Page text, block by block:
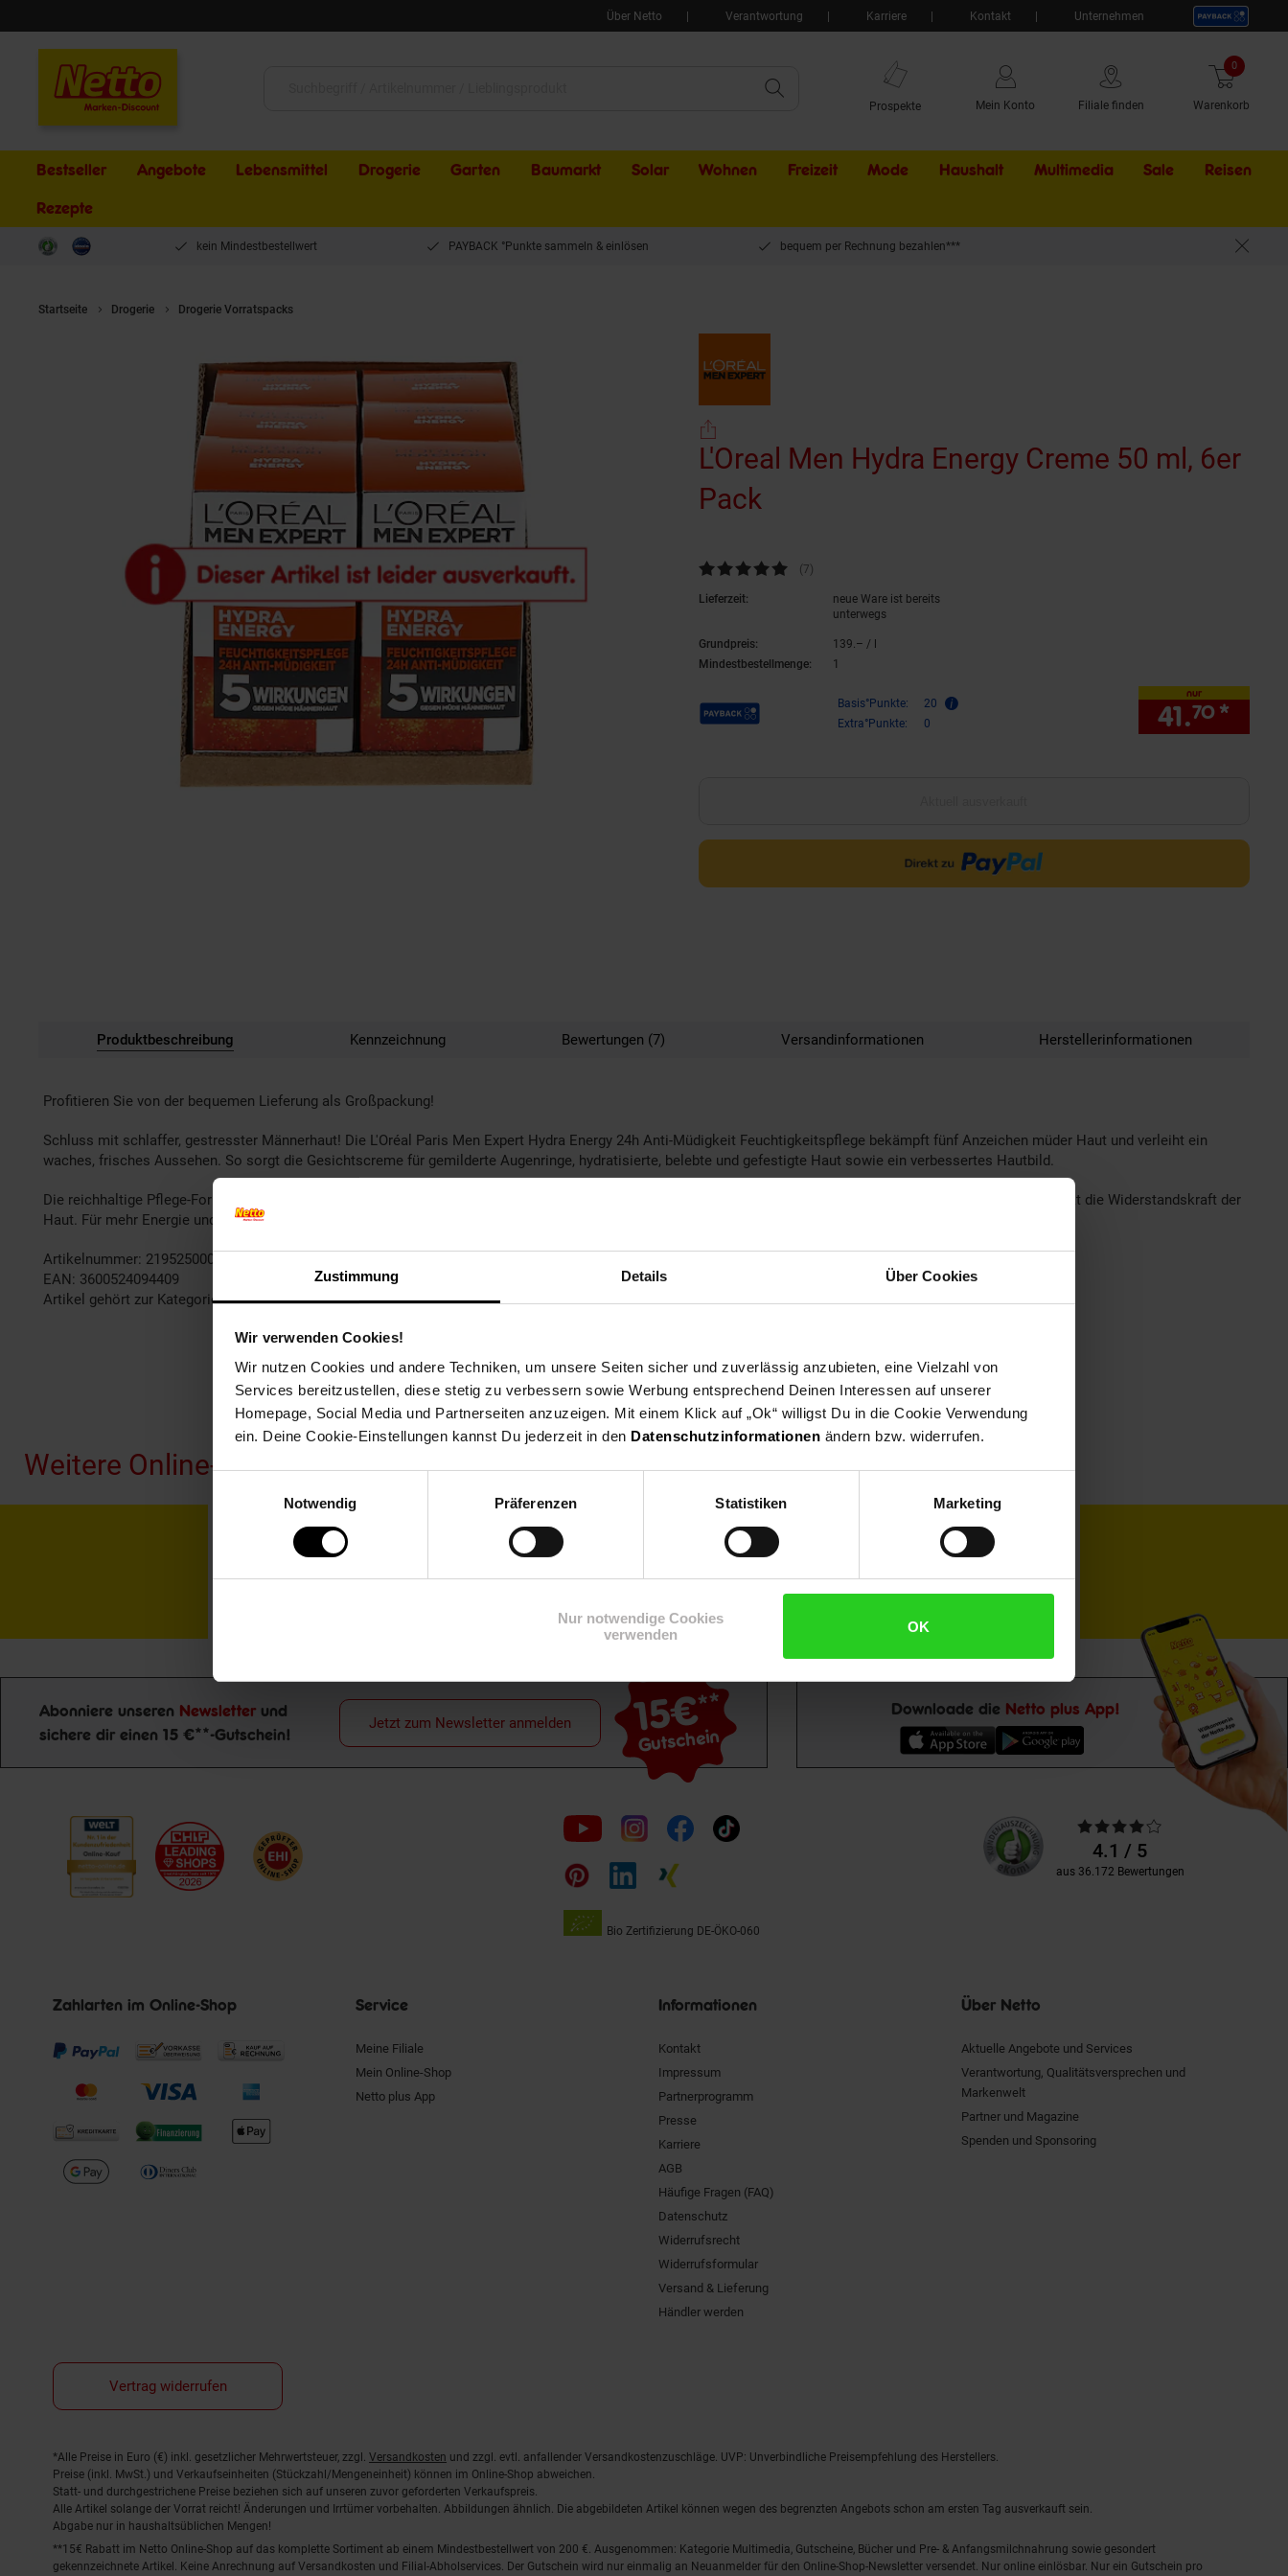
Zustimmung Details Über Cookies
Wir verwenden Cookies!
Wir nutzen Cookies und andere Techniken, um unsere Seiten sicher und zuverlässig anzubieten, eine Vielzahl von
Services bereitzustellen, diese stetig zu verbessern sowie Werbung entsprechend Deinen Interessen auf unserer
Homepage, Social Media und Partnerseiten anzuzeigen. Mit einem Klick auf „Ok“ willigst Du in die Cookie Verwendung
ein. Deine Cookie-Einstellungen kannst Du jederzeit in den Datenschutzinformationen ändern bzw. widerrufen.
Notwendig
Präferenzen Statistiken Marketing
Nur notwendige Cookies
verwenden
OK
Über Netto Verantwortung Karriere Kontakt Unternehmen
Prospekte Mein Konto Filiale finden Warenkorb
0 Artikel
Bestseller Angebote Lebensmittel Drogerie Garten Baumarkt Solar Wohnen Freizeit Mode Haushalt Multimedia Sale Externer
Reisen
Rezepte
kein Mindestbestellwert PAYBACK °Punkte sammeln & einlösen bequem per Rechnung bezahlen***
Startseite Drogerie Drogerie Vorratspacks
L'Oreal Men Hydra Energy Creme 50 ml, 6er
Pack(Produkt aktuell ausverkauft)
Kundenbewertung: 5 von 5 Sternen
(7Kundenbewertungen
)
Lieferzeit:
neue Ware ist bereits
unterwegs
Grundpreis: 139.– / l
Mindestbestellmenge:
1
Payback Punkte Basis°Punkte:
20
Extra°Punkte:
0
nur
41.70 *
Produktbeschreibung Kennzeichnung Bewertungen (7) Versandinformationen Herstellerinformationen
Profitieren Sie von der bequemen Lieferung als Großpackung!
Schluss mit schlaffer, gestresster Männerhaut! Die L'Oréal Paris Men Expert Hydra Energy 24h Anti-Müdigkeit Feuchtigkeitspflege bekämpft fünf Anzeichen müder Haut und verleiht ein
waches, frisches Aussehen. So sorgt die Gesichtscreme für gemilderte Augenringe, hydratisierte, belebte und gefestigte Haut sowie ein verbessertes Hautbild.
Die reichhaltige Pflege-Formel mit natürlichem Guarana und 4x mehr Vitamin C natürlichem Ursprungs spendet Feuchtigkeit, sorgt für einen Frische-Kick und stärkt die Widerstandskraft der
Haut. Für mehr Energie und ein waches, strahlendes Aussehen mit langanhaltendem Anti-Müdigkeits-Effekt. Geeignet als Tages- und Nachtpflege.
Artikelnummer: 2195250000
EAN: 3600524094409
Artikel gehört zur Kategorie:Drogerie Vorratspacks
Weitere Online-Angebote
Netto Reisen Weinwelt Rezeptwelt Karriere
Newsletter Anmeldung
Abonniere unseren Newsletter und
sichere dir einen 15 €**-Gutschein!
15€**
Gutschein
Jetzt zum Newsletter anmelden
Downloade die Netto plus App!
Folge
uns
auf
Bio Zertifizierung DE-ÖKO-060
Unsere
Kundenbewertungen
Durchschnittliche
Bewertungen4.1 / 5
aus 36.172 Bewertungen
Zahlarten im Online-Shop Service
Meine Filiale
Mein Online-Shop
Netto plus App
Informationen
Kontakt
Impressum
Partnerprogramm
Presse
Karriere
AGB
Häufige Fragen (FAQ)
Datenschutz
Widerrufsrecht
Widerrufsformular
Versand & Lieferung
Händler werden
Über Netto
Aktuelle Angebote und Services
Verantwortung, Qualitätsversprechen und
Markenwelt
Partner und Magazine
Spenden und Sponsoring
Vertrag widerrufen
Fußnoten
*Alle Preise in Euro (€) inkl. gesetzlicher Mehrwertsteuer, zzgl. Versandkosten und zzgl. evtl. anfallender Versandkostenzuschläge. UVP: Unverbindliche Preisempfehlung des Herstellers.
Preise (inkl. MwSt.) und Verkaufseinheiten (Stückzahl/Mengeneinheit) können im Online-Shop abweichen.
Statt- und durchgestrichene Preise beziehen sich auf unseren zuvor geforderten Verkaufspreis.
Alle Artikel solange der Vorrat reicht! Änderungen und Irrtümer vorbehalten. Abbildungen ähnlich. Die abgebildeten Artikel können wegen des begrenzten Angebots schon am ersten Tag ausverkauft sein.
Abgabe nur in haushaltsüblichen Mengen!
**15€ Rabatt im Netto Online-Shop auf das komplette Sortiment ab einem Mindestbestellwert von 200 €. Ausgenommen: Kategorie Multimedia, Gutscheine, Bücher und Pre- & Anfangsmilchnahrung sowie gesondert
gekennzeichnete Artikel. Keine Anrechnung auf Versandkosten und Filial-Abholservices. Der Gutschein wird nur einmalig an Neuanmelder für den Online-Shop-Newsletter versendet. Nur online einlösbar. Nur ein Gutschein pro